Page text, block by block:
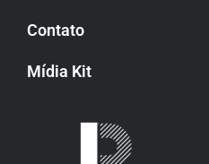
Contato
Mídia Kit